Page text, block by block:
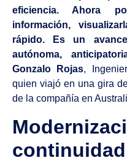
eficiencia. Ahora
información,
rápido. Es un
autónoma,
Gonzalo Rojas,
quien viajó en una gira
de la compañía en
continuidad